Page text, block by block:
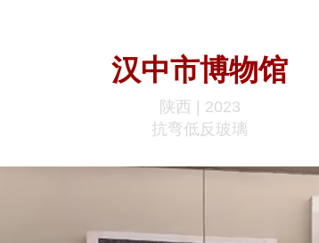
汉中市博物馆
陕西 | 2023
抗弯低反玻璃